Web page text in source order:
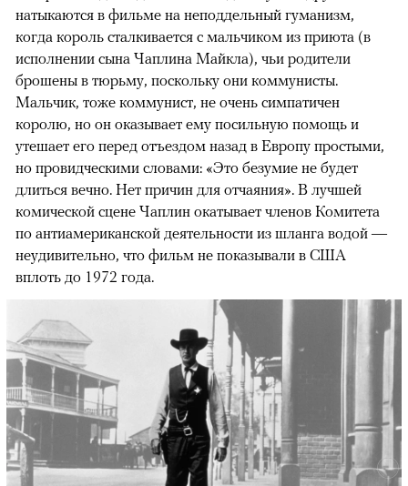
натыкаются в фильме на неподдельный гуманизм,
когда король сталкивается с мальчиком из приюта (в
исполнении сына Чаплина Майкла), чьи родители
брошены в тюрьму, поскольку они коммунисты.
Мальчик, тоже коммунист, не очень симпатичен
королю, но он оказывает ему посильную помощь и
утешает его перед отъездом назад в Европу простыми,
но провидческими словами: «Это безумие не будет
длиться вечно. Нет причин для отчаяния». В лучшей
комической сцене Чаплин окатывает членов Комитета
по антиамериканской деятельности из шланга водой —
неудивительно, что фильм не показывали в США
вплоть до 1972 года.